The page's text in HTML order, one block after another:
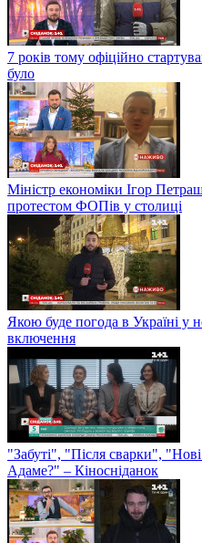
7 років тому офіційно
було
Міністр економіки Ігор
протестом ФОПів у столиці
Якою буде погода в Україні у
включення
"Забуті", "Після сварки",
Адаме?" – Кіносніданок